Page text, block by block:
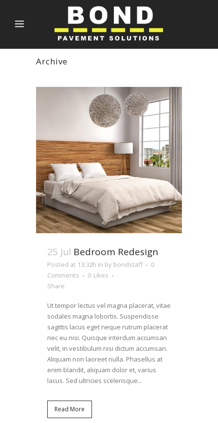
Archive
25 Jul Bedroom Redesign
Posted at 13:32h in by bondstaff
0
Comments
0 Likes
Share
Ut tempor lectus vel magna placerat, vitae
sodales magna lobortis. Suspendisse
sagittis lacus eget neque rutrum placerat
nec eu nisi. Quisque interdum accumsan
velit, in vestibulum nisi dictum accumsan.
Aliquam non laoreet nulla. Phasellus at
enim blandit, aliquam dolor et, varius
lacus. Sed ultricies scelerisque...
Read More